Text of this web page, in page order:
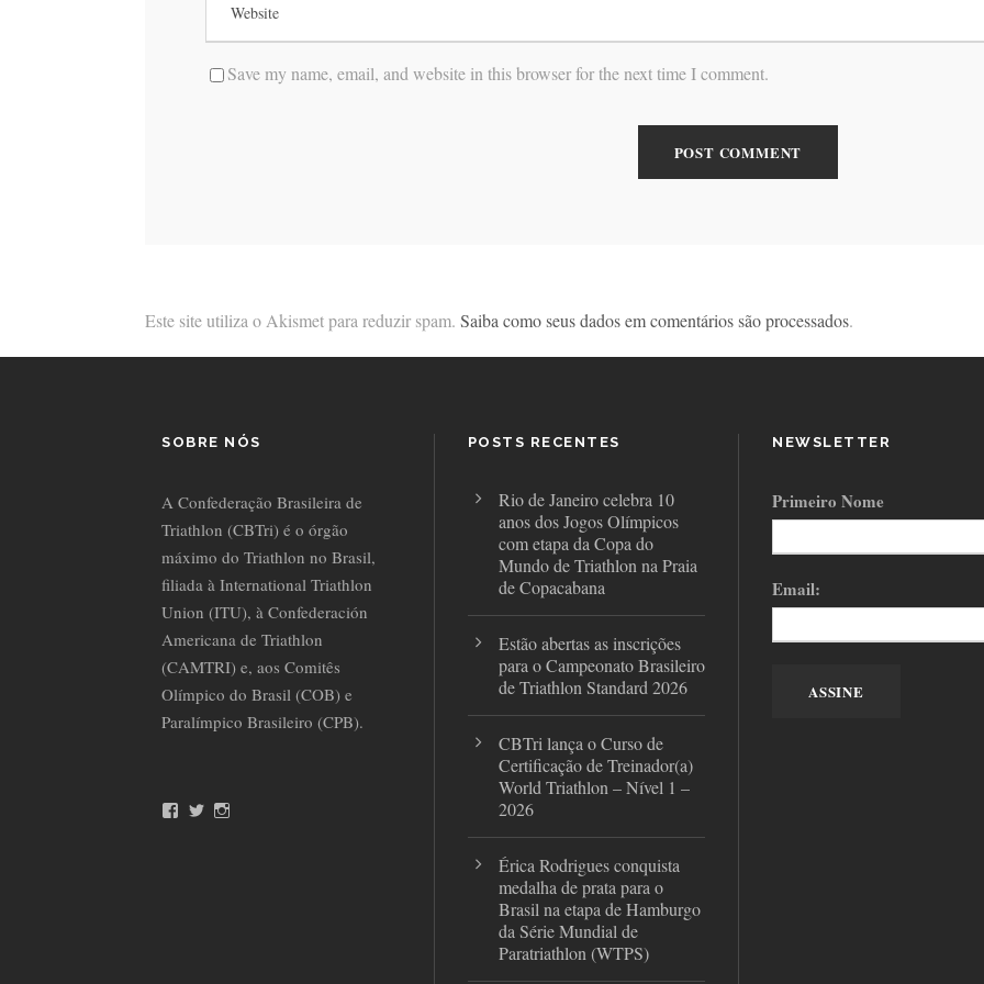
Save my name, email, and website in this browser for the next time I comment.
Este site utiliza o Akismet para reduzir spam. Saiba como seus dados em comentários são processados.
SOBRE NÓS
A Confederação Brasileira de
Triathlon (CBTri) é o órgão
máximo do Triathlon no Brasil,
filiada à International Triathlon
Union (ITU), à Confederación
Americana de Triathlon
(CAMTRI) e, aos Comitês
Olímpico do Brasil (COB) e
Paralímpico Brasileiro (CPB).
T
POSTS RECENTES
Rio de Janeiro celebra 10
anos dos Jogos Olímpicos
com etapa da Copa do
Mundo de Triathlon na Praia
de Copacabana
Estão abertas as inscrições
para o Campeonato Brasileiro
de Triathlon Standard 2026
CBTri lança o Curso de
Certificação de Treinador(a)
World Triathlon – Nível 1 –
2026
Érica Rodrigues conquista
medalha de prata para o
Brasil na etapa de Hamburgo
da Série Mundial de
Paratriathlon (WTPS)
NEWSLETTER
Primeiro Nome
Email: